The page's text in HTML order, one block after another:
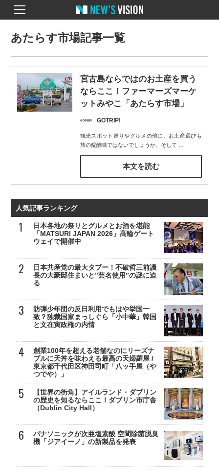
あたらす市場記事一覧
宮古島ならではのお土産を買う
ならここ！ファーマーズマーケ
ットみやこ「あたらす市場」
GOTRIP!
観光スポット巡りやグルメの他に、お土産選びも
旅の醍醐味ではないでしょうか。そして
本文を読む
人気記事ランキング
日本各地の祭りとグルメとお酒を堪能
「MATSURI JAPAN 2026」高輪ゲート
ウェイで開催中
日本共産党の最大タブー！不破哲三前議
長の大豪邸住まいと”芸名使用”の謎に迫
る
防弾少年団の反日利用でもはや挙国一
致？独裁国家まっしぐら「小中華」韓国
と文在寅政権の内情
創業100年を超える老舗なのにリーズナ
ブルに天丼を味わえる最高の天婦羅屋 /
東京都千代田区神田司町「八ッ手屋（や
つでや）」
【世界の街角】アイルランド・ダブリン
の歴史を知るならここ！ダブリン市庁舎
（Dublin City Hall）
パナソニックが次亜塩素酸 空間除菌脱臭
機「ジアイーノ」の新製品を発表